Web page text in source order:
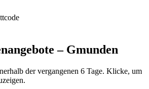
– Gmunden
der vergangenen 6 Tage. Klicke, um